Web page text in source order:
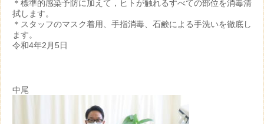
＊標準的感染予防に加えて，ヒトが触れるすべての部位を消毒清
拭します。
＊スタッフのマスク着用、手指消毒、石鹸による手洗いを徹底し
ます。
令和4年2月5日
中尾